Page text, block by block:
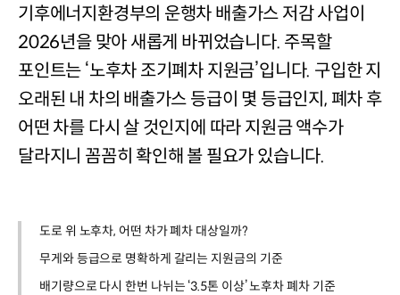
기후에너지환경부의 운행차 배출가스 저감 사업이
2026년을 맞아 새롭게 바뀌었습니다. 주목할
포인트는 ‘노후차 조기폐차 지원금’입니다. 구입한 지
오래된 내 차의 배출가스 등급이 몇 등급인지, 폐차 후
어떤 차를 다시 살 것인지에 따라 지원금 액수가
달라지니 꼼꼼히 확인해 볼 필요가 있습니다.
도로 위 노후차, 어떤 차가 폐차 대상일까?
무게와 등급으로 명확하게 갈리는 지원금의 기준
배기량으로 다시 한번 나뉘는 ‘3.5톤 이상’ 노후차 폐차 기준